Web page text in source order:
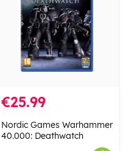
€25.99
Nordic Games Warhammer
40.000: Deathwatch